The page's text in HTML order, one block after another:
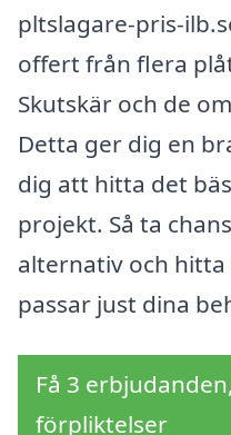
pltslagare-pris-
offert från flera
Skutskär och de
Detta ger dig en
dig att hitta det
projekt. Så ta
alternativ och
passar just dina
Få 3
förpliktelser